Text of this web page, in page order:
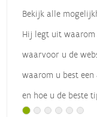
Bekijk alle
Hij legt uit waarom
waarvoor u de
waarom u best
en hoe u de beste